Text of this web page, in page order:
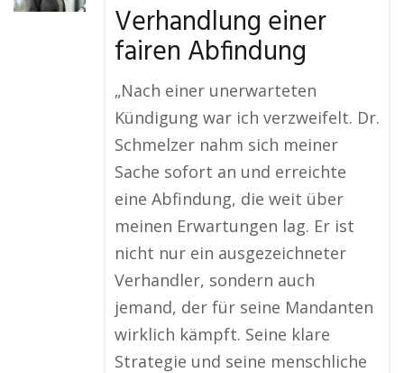
Verhandlung einer
fairen Abfindung
„Nach einer unerwarteten
Kündigung war ich verzweifelt. Dr.
Schmelzer nahm sich meiner
Sache sofort an und erreichte
eine Abfindung, die weit über
meinen Erwartungen lag. Er ist
nicht nur ein ausgezeichneter
Verhandler, sondern auch
jemand, der für seine Mandanten
wirklich kämpft. Seine klare
Strategie und seine menschliche